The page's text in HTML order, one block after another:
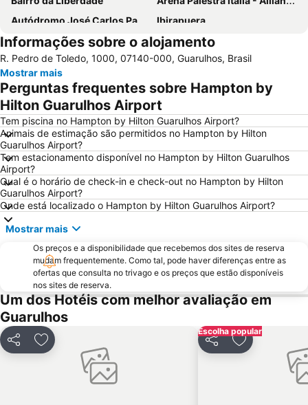
Autódromo José Carlos Pace-Interlagos
Ibirapuera
Ibirapuera Park
25 de Março
Anhembi Parque
WTC São Paulo
Consulado Geral dos Estados Unidos
Estádio do Pacaembu - Estádio Municipal Paulo Machado de Carvalho
JK Iguatemi
Museu de Arte de São Paulo - MASP
Parque Villa Lobos
Rua Augusta
Center Norte
Centro Cultural São Paulo
Largo do Arouche
Shopping Center Iguatemi
Zoológico de São Paulo
Estação da Luz
Arena de São Paulo - Arena Corinthians
Centro Antigo de São Paulo
Rebouças Convention Center
Mercado Municipal
Book Biennal of São Paulo
Jardim Botânico de São Paulo
Centro Histórico Embú das Artes
Formula 1 Brazilian Grand Prix
Sao Paulo Carnaval
Museu Paulista da USP
Estação Sé
Museu do Futebol
Aquário de São Paulo
Informações sobre o alojamento
R. Pedro de Toledo, 1000, 07140-000, Guarulhos, Brasil
Mostrar mais
Perguntas frequentes sobre Hampton by
Hilton Guarulhos Airport
Tem piscina no Hampton by Hilton Guarulhos Airport?
Animais de estimação são permitidos no Hampton by Hilton
Guarulhos Airport?
Tem estacionamento disponível no Hampton by Hilton Guarulhos
Airport?
Qual é o horário de check-in e check-out no Hampton by Hilton
Guarulhos Airport?
Onde está localizado o Hampton by Hilton Guarulhos Airport?
Mostrar mais
Os preços e a disponibilidade que recebemos dos sites de reserva
mudam frequentemente. Como tal, pode haver diferenças entre as
ofertas que consulta no trivago e os preços que estão disponíveis
nos sites de reserva.
Um dos Hotéis com melhor avaliação em
Guarulhos
PartilharAdicionar aos favoritos
Escolha popular
PartilharAdicionar